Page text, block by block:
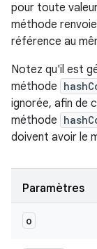
pour toute
méthode renvoie
référence au
Notez qu'il est
méthode
ignorée, afin de
méthode
doivent avoir le
Paramètres
o